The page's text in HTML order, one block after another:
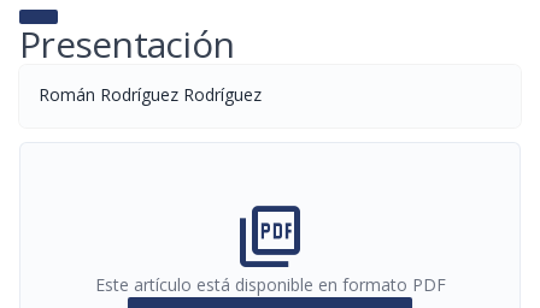
Presentación
Román Rodríguez Rodríguez
picture_as_pdf
Este artículo está disponible en formato PDF